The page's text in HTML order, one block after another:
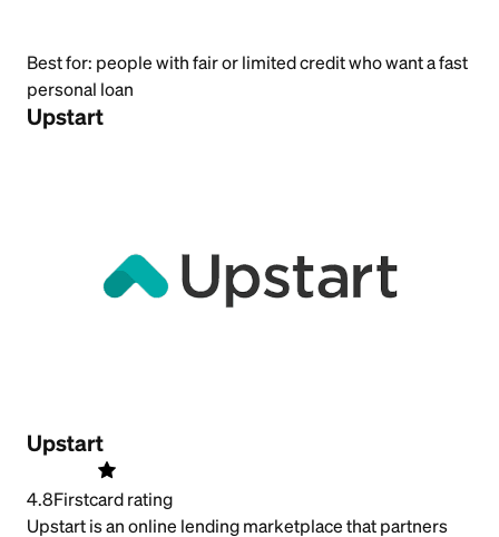
Best for: people with fair or limited credit who want a fast
personal loan
Upstart
Upstart
4.8Firstcard rating
Upstart is an online lending marketplace that partners